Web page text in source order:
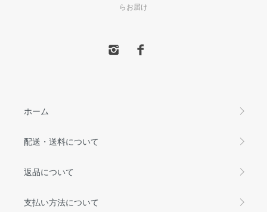
らお届け
ホーム
配送・送料について
返品について
支払い方法について